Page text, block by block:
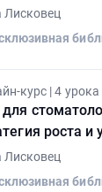
и геосервисы
Лисковец
курс | 4 урока
для
роста и
Лисковец